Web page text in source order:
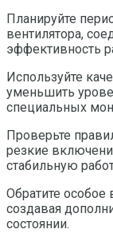
Планируйте
вентилятора,
эффективность
Используйте
уменьшить
специальных
Проверьте
резкие
стабильную
Обратите
создавая
состоянии.